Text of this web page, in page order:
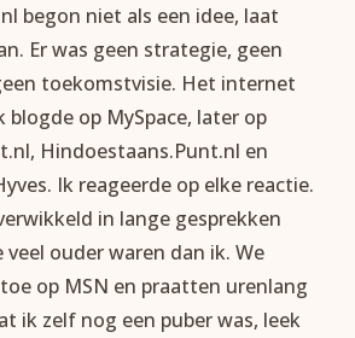
begon niet als een idee, laat
Er was geen strategie, geen
toekomstvisie. Het internet
op MySpace, later op
Hindoestaans.Punt.nl en
Ik reageerde op elke reactie.
in lange gesprekken
ouder waren dan ik. We
op MSN en praatten urenlang
ik zelf nog een puber was, leek